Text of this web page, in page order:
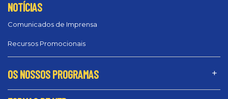
NOTÍCIAS
Comunicados de Imprensa
Recursos Promocionais
OS NOSSOS PROGRAMAS